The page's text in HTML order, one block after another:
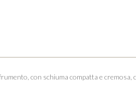
con schiuma compatta e